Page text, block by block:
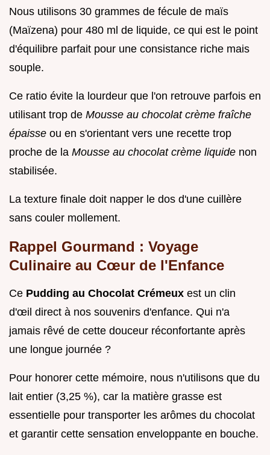
Nous utilisons 30 grammes de fécule de maïs
(Maïzena) pour 480 ml de liquide, ce qui est le point
d'équilibre parfait pour une consistance riche mais
souple.
Ce ratio évite la lourdeur que l'on retrouve parfois en
utilisant trop de Mousse au chocolat crème fraîche
épaisse ou en s'orientant vers une recette trop
proche de la Mousse au chocolat crème liquide non
stabilisée.
La texture finale doit napper le dos d'une cuillère
sans couler mollement.
Rappel Gourmand : Voyage
Culinaire au Cœur de l'Enfance
Ce Pudding au Chocolat Crémeux est un clin
d'œil direct à nos souvenirs d'enfance. Qui n'a
jamais rêvé de cette douceur réconfortante après
une longue journée ?
Pour honorer cette mémoire, nous n'utilisons que du
lait entier (3,25 %), car la matière grasse est
essentielle pour transporter les arômes du chocolat
et garantir cette sensation enveloppante en bouche.